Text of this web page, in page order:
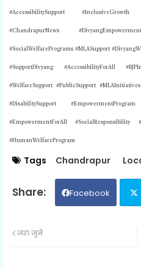
#AccessibilitySupport #InclusiveGrowth
#ChandrapurNews
#SocialWelfarePrograms #MLASupport
#SupportDivyang #AccessibilityForAll
#WelfareSupport #PublicSupport
#DisabilitySupport
#EmpowermentForAll #SocialResponsibility
#HumanWelfareProgram
Tags Chandrapur
Facebook
जरा जुने